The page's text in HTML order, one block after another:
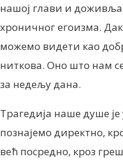
нашој глави и
хроничног егоизма.
можемо видети као
ниткова. Оно што нам
за недељу дана.
Трагедија наше душе
познајемо директно,
већ посредно, кроз